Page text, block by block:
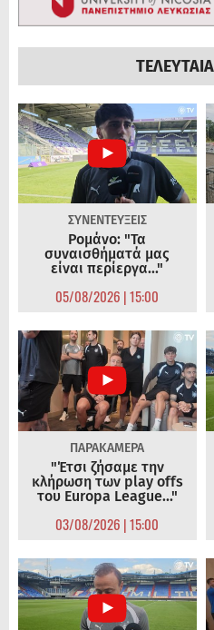
ΣΥΝΕΝΤΕΥΞΕΙΣ
Ρομάνο: "Τα
συναισθήματά μας
είναι περίεργα..."
05/08/2026 | 15:00
ΠΑΡΑΚΑΜΕΡΑ
"Έτσι ζήσαμε την
κλήρωση των play offs
του Europa League..."
03/08/2026 | 15:00